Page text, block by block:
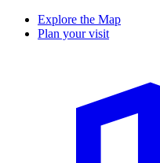
Explore the Map
Plan your visit